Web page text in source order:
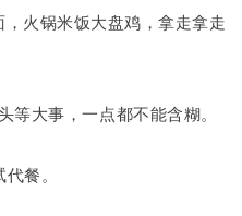
火锅米饭大盘鸡，拿走拿走
等大事，一点都不能含糊。
餐。